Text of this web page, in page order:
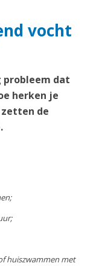
vocht
probleem dat
herken je
zetten de
huiszwammen met